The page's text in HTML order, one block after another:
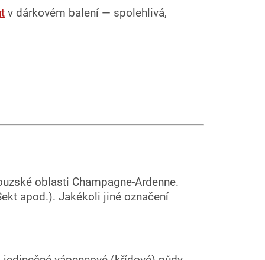
v dárkovém balení — spolehlivá,
oblasti Champagne-Ardenne.
apod.). Jakékoli jiné označení